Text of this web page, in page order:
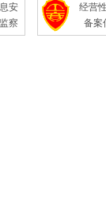
安
察
经营
备案